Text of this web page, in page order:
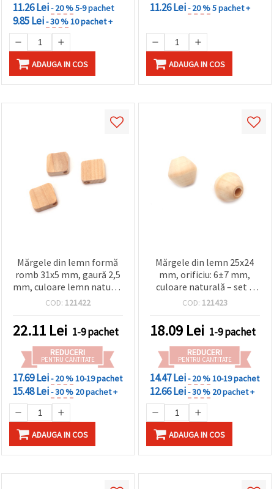
11.26 Lei- 20 %5-9 pachet
9.85 Lei- 30 %10 pachet +
ADAUGA IN COS
11.26 Lei- 20 %5 pachet +
ADAUGA IN COS
Mărgele din lemn formă
romb 31x5 mm, gaură 2,5
mm, culoare lemn natural
- 5 buc.
COD: 121422
22.11 Lei 1-9 pachet
REDUCERI
PENTRU CANTITATE
17.69 Lei- 20 %10-19 pachet
15.48 Lei- 30 % 20 pachet +
ADAUGA IN COS
Mărgele din lemn 25x24
mm, orificiu: 6±7 mm,
culoare naturală – set 5
bucăți
COD: 121423
18.09 Lei 1-9 pachet
REDUCERI
PENTRU CANTITATE
14.47 Lei- 20 %10-19 pachet
12.66 Lei- 30 % 20 pachet +
ADAUGA IN COS